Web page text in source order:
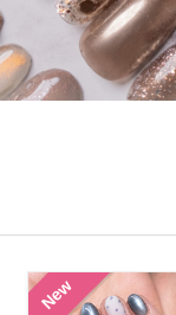
New